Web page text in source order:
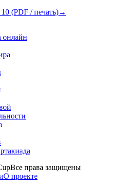
(PDF / печать)→
онлайн
Все права защищены
О проекте